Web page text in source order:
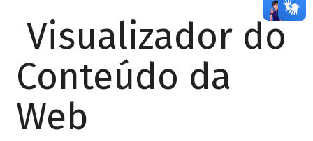
Visualizador do
Conteúdo da
Web